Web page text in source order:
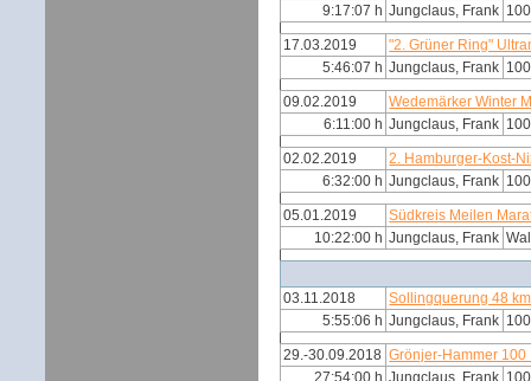
9:17:07 h Jungclaus, Frank
17.03.2019
"2. Grüner Ring"
5:46:07 h Jungclaus, Frank
09.02.2019
Wedemärker Winter
6:11:00 h Jungclaus, Frank
02.02.2019
2. Hamburger-Kost-
6:32:00 h Jungclaus, Frank
05.01.2019
Südkreis Meilen
10:22:00 h Jungclaus, Frank
03.11.2018
Sollingquerung 48
5:55:06 h Jungclaus, Frank
29.-30.09.2018 Grönjer-Hammer 100
27:54:00 h Jungclaus, Frank